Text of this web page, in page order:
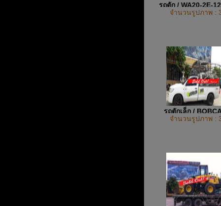
รถตัก / WA20-2E-
UP
จำนวนรูปภาพ :
รถตักเล็ก /
จำนวนรูปภาพ :